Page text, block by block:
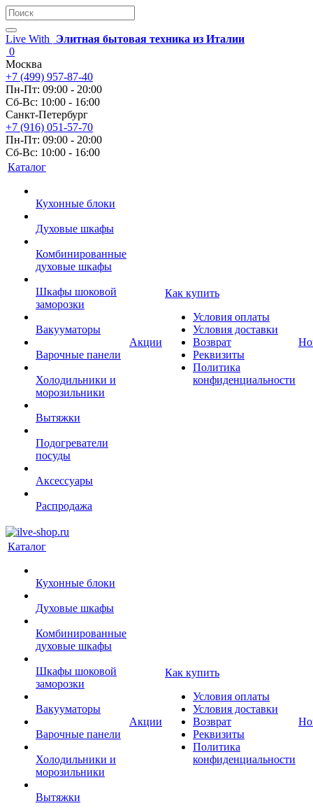
Live With
Элитная бытовая техника из Италии
0
Москва
+7 (499) 957-87-40
Пн-Пт: 09:00 - 20:00
Сб-Вс: 10:00 - 16:00
Санкт-Петербург
+7 (916) 051-57-70
Пн-Пт: 09:00 - 20:00
Сб-Вс: 10:00 - 16:00
Каталог
Кухонные блоки
Духовые шкафы
Комбинированные
духовые шкафы
Шкафы шоковой
заморозки
Вакууматоры
Варочные панели
Холодильники и
морозильники
Вытяжки
Подогреватели
посуды
Аксессуары
Распродажа
Акции
Как купить
Условия оплаты
Условия доставки
Возврат
Реквизиты
Политика
конфиденциальности
Каталог
Кухонные блоки
Духовые шкафы
Комбинированные
духовые шкафы
Шкафы шоковой
заморозки
Вакууматоры
Варочные панели
Холодильники и
морозильники
Вытяжки
Акции
Как купить
Условия оплаты
Условия доставки
Возврат
Реквизиты
Политика
конфиденциальности